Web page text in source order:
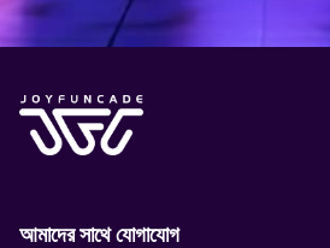
আমাদের সাথে যোগাযোগ